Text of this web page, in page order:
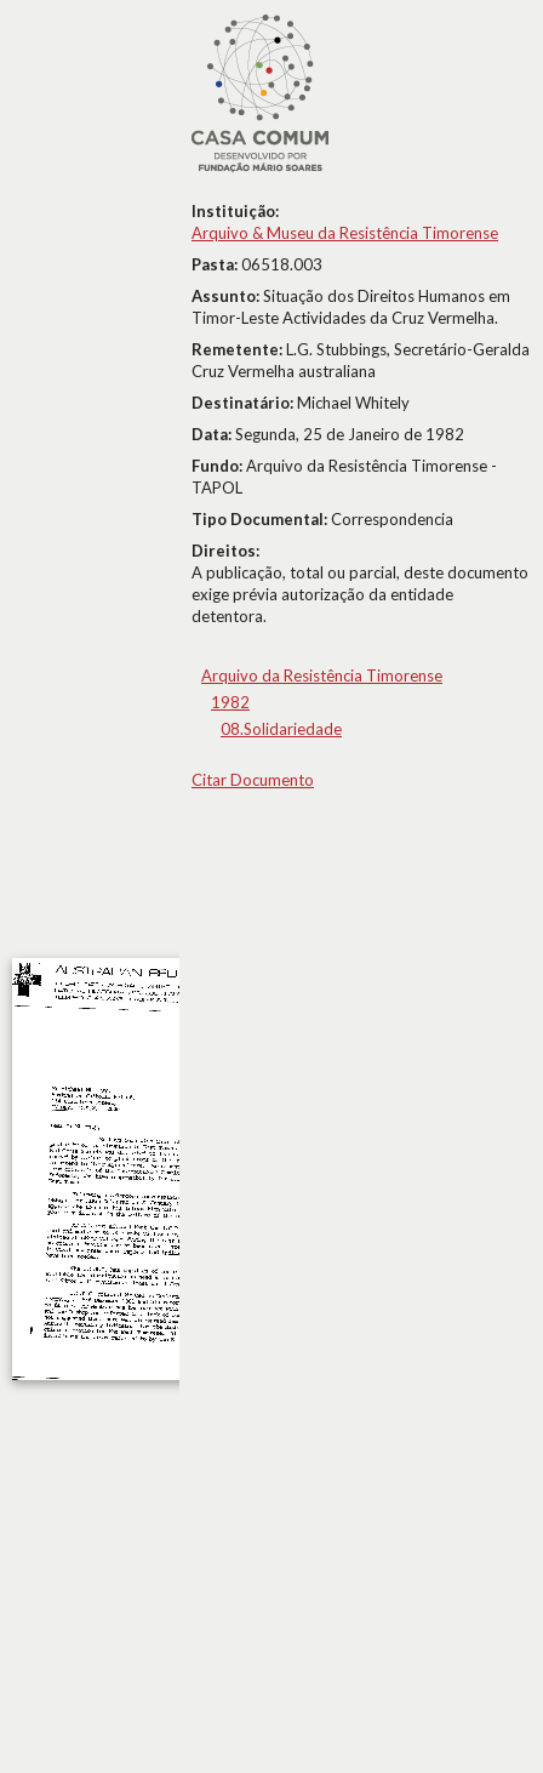
Instituição:
Arquivo & Museu da Resistência Timorense
Pasta:06518.003
Assunto:Situação dos Direitos Humanos em
Timor-Leste Actividades da Cruz Vermelha.
Remetente:L.G. Stubbings, Secretário-Geralda
Cruz Vermelha australiana
Destinatário:Michael Whitely
Data:Segunda, 25 de Janeiro de 1982
Fundo:Arquivo da Resistência Timorense -
TAPOL
Tipo Documental:Correspondencia
Direitos:
A publicação, total ou parcial, deste documento
exige prévia autorização da entidade
detentora.
Arquivo da Resistência Timorense
1982
08.Solidariedade
Citar Documento